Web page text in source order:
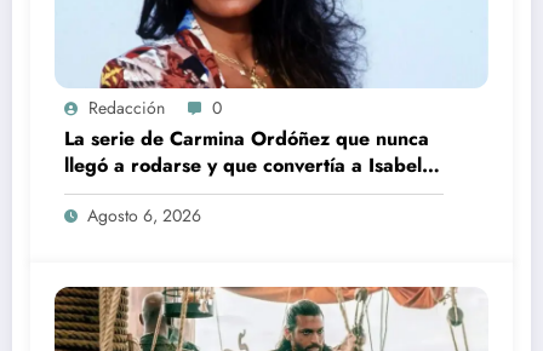
Redacción 0
La serie de Carmina Ordóñez que nunca
llegó a rodarse y que convertía a Isabel
Pantoja en la gran antagonista
Agosto 6, 2026